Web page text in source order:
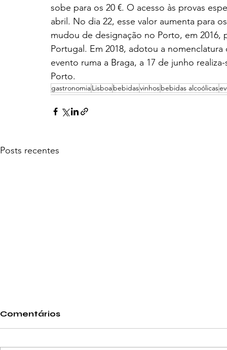
sobe para os 20 €. O acesso às provas
abril. No dia 22, esse valor aumenta para
mudou de designação no Porto, em
Portugal. Em 2018, adotou a
evento ruma a Braga, a 17 de junho
Porto.
gastronomiaLisboabebidasvinhosbebidas alcoólicas
Posts recentes
Comentários